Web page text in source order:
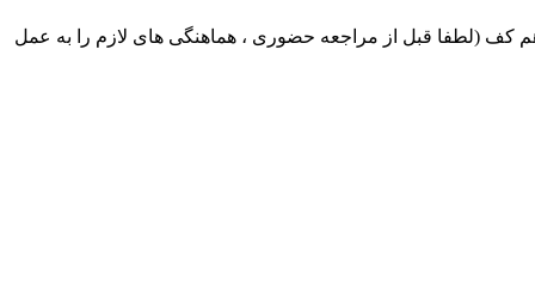
ایران بابکت : میدان حر . خ امام خمینی . خیابان کمالی . خیابان اسکندری جنوبی اول خیابان مرتضوی پلاک 8 طبقه هم کف (لطفا قبل از مراجعه حضوری ، هماهنگی های لازم را به عمل